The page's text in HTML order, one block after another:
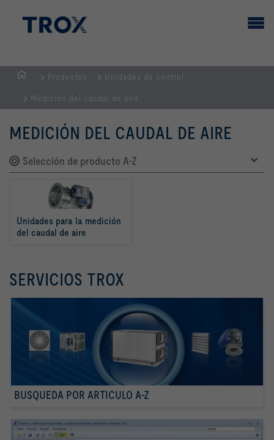
PRINCIPAL
Productos Unidades de control
Medición del caudal de aire
MEDICIÓN DEL CAUDAL DE AIRE
Selección de producto A-Z
Unidades para la medición
del caudal de aire
SERVICIOS TROX
BUSQUEDA POR ARTICULO A-Z